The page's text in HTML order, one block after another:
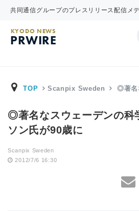
共同通信グループのプレスリリース配信メ
KYODO NEWS
PRWIRE
TOP Scanpix Sweden ◎著名
◎著名なスウェーデンの科
ソン氏が90歳に
Scanpix Sweden
2012/7/6 16:30